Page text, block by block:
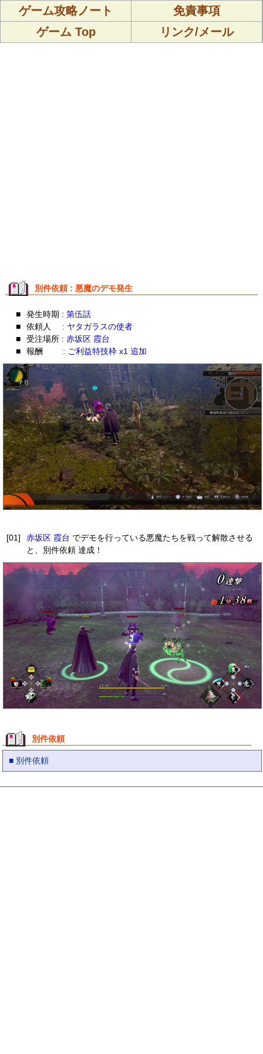
ゲーム攻略ノート
免責事項
ゲーム Top
リンク/メール
別件依頼 : 悪魔のデモ発生
■ 発生時期 : 第伍話
■
依頼人
: ヤタガラスの使者
■
受注場所 : 赤坂区 霞台
■
報酬 : ご利益特技枠 x1 追加
[01] 赤坂区 霞台 でデモを行っている悪魔たちを戦って解散させる
と、別件依頼 達成！
別件依頼
■ 別件依頼